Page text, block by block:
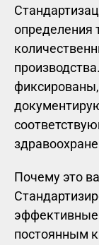
определения
Почему это
постоянным